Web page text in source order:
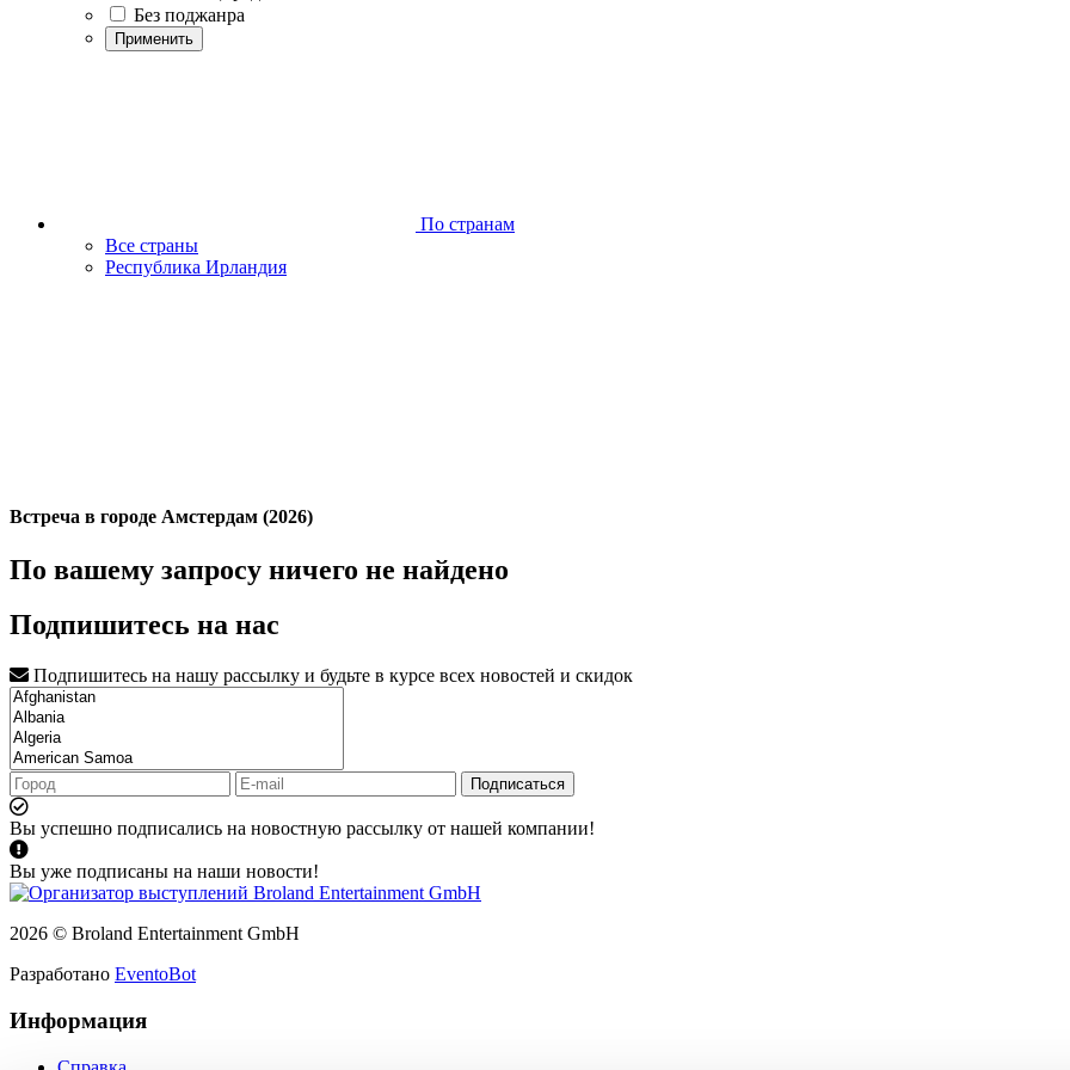
Без поджанра
Применить
По странам
Все страны
Республика Ирландия
Встреча в городе Амстердам (2026)
По вашему запросу ничего не найдено
Подпишитесь на нас
Подпишитесь на нашу рассылку и будьте в курсе всех новостей и скидок
Подписаться
Вы успешно подписались на новостную рассылку от нашей компании!
Вы уже подписаны на наши новости!
2026 © Broland Entertainment GmbH
Разработано EventoBot
Информация